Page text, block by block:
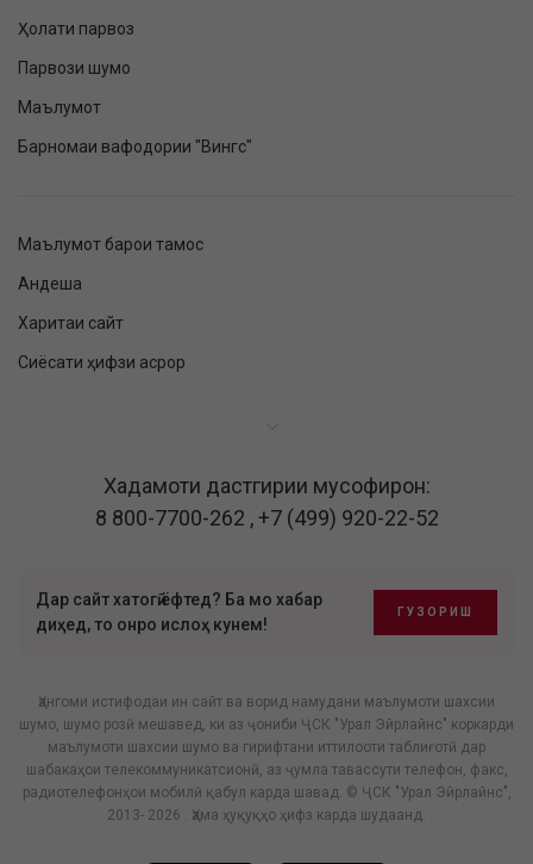
Ҳолати парвоз
Парвози шумо
Маълумот
Барномаи вафодории "Вингс"
Маълумот барои тамос
Андеша
Харитаи сайт
Сиёсати ҳифзи асрор
Хадамоти дастгирии мусофирон:
8 800-7700-262 ,+7 (499) 920-22-52
Дар сайт хатогӣ ёфтед? Ба мо хабар
диҳед, то онро ислоҳ кунем!
ГУЗОРИШ
Ҳангоми истифодаи ин сайт ва ворид намудани маълумоти шахсии
шумо, шумо розӣ мешавед, ки аз ҷониби ҶСК "Урал Эйрлайнс" коркарди
маълумоти шахсии шумо ва гирифтани иттилооти таблиғотӣ дар
шабакаҳои телекоммуникатсионӣ, аз ҷумла тавассути телефон, факс,
радиотелефонҳои мобилӣ қабул карда шавад. © ҶСК "Урал Эйрлайнс",
2013- 2026 . Ҳама ҳуқуқҳо ҳифз карда шудаанд.